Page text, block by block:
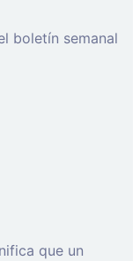
boletín semanal
que un